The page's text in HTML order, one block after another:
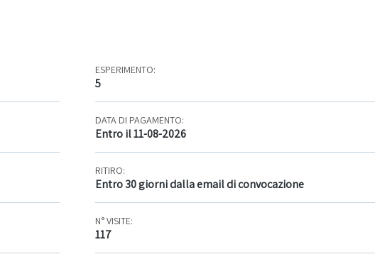
ESPERIMENTO:
5
DATA DI PAGAMENTO:
Entro il 11-08-2026
RITIRO:
Entro 30 giorni dalla email di convocazione
N° VISITE:
117